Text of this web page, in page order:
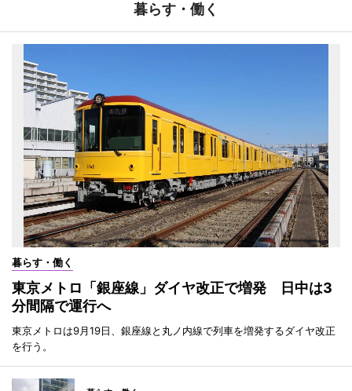
暮らす・働く
暮らす・働く
東京メトロ「銀座線」ダイヤ改正で増発 日中は3
分間隔で運行へ
東京メトロは9月19日、銀座線と丸ノ内線で列車を増発するダイヤ改正
を行う。